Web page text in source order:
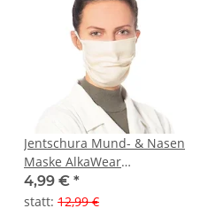
Jentschura Mund- & Nasen
Maske AlkaWear
Funktionswäsche
4,99 € *
statt: 12,99 €